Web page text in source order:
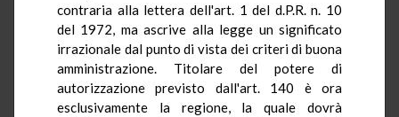
contraria alla lettera dell'art. 1 del d.P.R. n. 10
del 1972, ma ascrive alla legge un significato
irrazionale dal punto di vista dei criteri di buona
amministrazione. Titolare del potere di
autorizzazione previsto dall'art. 140 è ora
esclusivamente la regione, la quale dovrà